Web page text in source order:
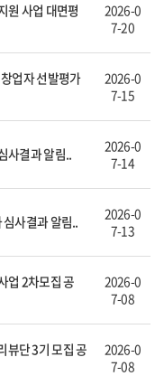
원 사업 대면평
2026-0
7-20
업자 선발평가
2026-0
7-15
사결과 알림..
2026-0
7-14
사결과 알림..
2026-0
7-13
업 2차모집 공
2026-0
7-08
뷰단 3기 모집 공
2026-0
7-08